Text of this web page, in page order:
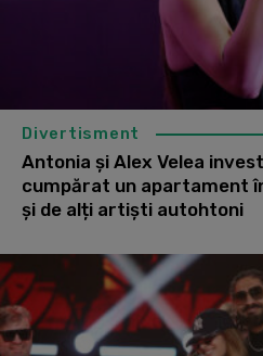
Divertisment
Antonia și Alex Velea
cumpărat un apartament
și de alți artiști autohtoni